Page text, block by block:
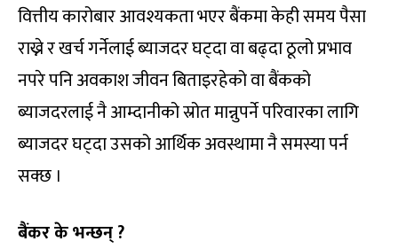
वित्तीय कारोबार आवश्यकता भएर बैंकमा केही समय पैसा
राख्ने र खर्च गर्नेलाई ब्याजदर घट्दा वा बढ्दा ठूलो प्रभाव
नपरे पनि अवकाश जीवन बिताइरहेको वा बैंकको
ब्याजदरलाई नै आम्दानीको स्रोत मान्नुपर्ने परिवारका लागि
ब्याजदर घट्दा उसको आर्थिक अवस्थामा नै समस्या पर्न
सक्छ ।
बैंकर के भन्छन् ?